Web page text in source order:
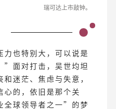
瑞可达上市敲钟。
力也特别大，可以说是
”面对打击，吴世均坦
迷茫、焦虑与失意，
心的，依旧是那个关
全球领导者之一”的梦